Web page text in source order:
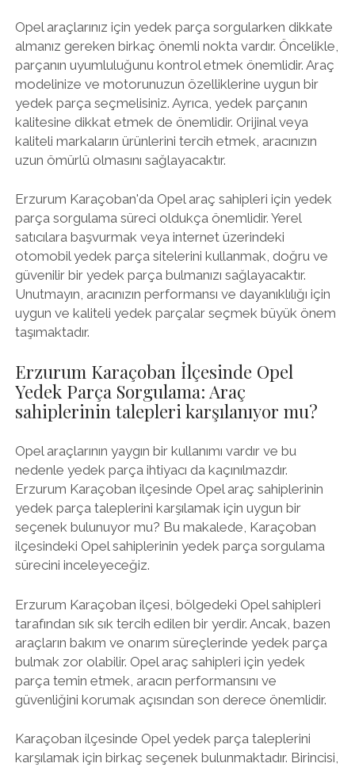
Opel araçlarınız için yedek parça sorgularken dikkate
almanız gereken birkaç önemli nokta vardır. Öncelikle,
parçanın uyumluluğunu kontrol etmek önemlidir. Araç
modelinize ve motorunuzun özelliklerine uygun bir
yedek parça seçmelisiniz. Ayrıca, yedek parçanın
kalitesine dikkat etmek de önemlidir. Orijinal veya
kaliteli markaların ürünlerini tercih etmek, aracınızın
uzun ömürlü olmasını sağlayacaktır.
Erzurum Karaçoban'da Opel araç sahipleri için yedek
parça sorgulama süreci oldukça önemlidir. Yerel
satıcılara başvurmak veya internet üzerindeki
otomobil yedek parça sitelerini kullanmak, doğru ve
güvenilir bir yedek parça bulmanızı sağlayacaktır.
Unutmayın, aracınızın performansı ve dayanıklılığı için
uygun ve kaliteli yedek parçalar seçmek büyük önem
taşımaktadır.
Erzurum Karaçoban İlçesinde Opel
Yedek Parça Sorgulama: Araç
sahiplerinin talepleri karşılanıyor mu?
Opel araçlarının yaygın bir kullanımı vardır ve bu
nedenle yedek parça ihtiyacı da kaçınılmazdır.
Erzurum Karaçoban ilçesinde Opel araç sahiplerinin
yedek parça taleplerini karşılamak için uygun bir
seçenek bulunuyor mu? Bu makalede, Karaçoban
ilçesindeki Opel sahiplerinin yedek parça sorgulama
sürecini inceleyeceğiz.
Erzurum Karaçoban ilçesi, bölgedeki Opel sahipleri
tarafından sık sık tercih edilen bir yerdir. Ancak, bazen
araçların bakım ve onarım süreçlerinde yedek parça
bulmak zor olabilir. Opel araç sahipleri için yedek
parça temin etmek, aracın performansını ve
güvenliğini korumak açısından son derece önemlidir.
Karaçoban ilçesinde Opel yedek parça taleplerini
karşılamak için birkaç seçenek bulunmaktadır. Birincisi,